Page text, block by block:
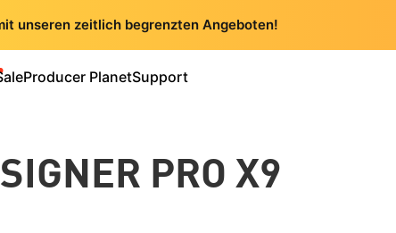
unseren zeitlich begrenzten Angeboten!
Producer PlanetSupport
PRO X9